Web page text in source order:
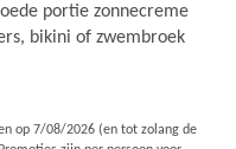
portie zonnecreme
bikini of zwembroek
op 7/08/2026 (en tot zolang de